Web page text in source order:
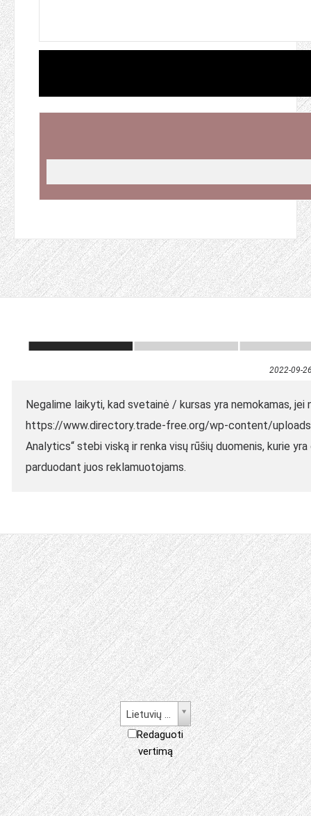
2022-09-
Negalime laikyti, kad svetainė / kursas yra nemokamas, jei
https://www.directory.trade-free.org/wp-content/
Analytics“ stebi viską ir renka visų rūšių duomenis, kurie
parduodant juos reklamuotojams.
Lietuvių kalba
Redaguoti
vertimą